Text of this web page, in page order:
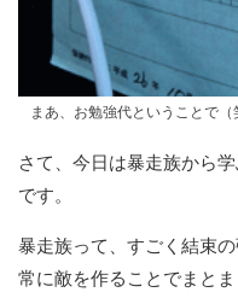
まあ、お勉強代ということで（
さて、今日は暴走族から
です。
暴走族って、すごく結束の
常に敵を作ることでまと